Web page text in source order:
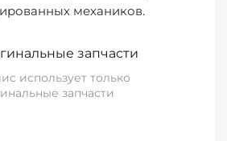
механиков.
запчасти
использует только
запчасти